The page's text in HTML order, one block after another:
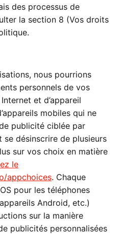
des processus de
la section 8 (Vos droits
nous pourrions
personnels de vos
et d’appareil
mobiles qui ne
publicité ciblée par
se désinscrire de plusieurs
sur vos choix en matière
le
appchoices. Chaque
pour les téléphones
Android, etc.)
sur la manière
publicités personnalisées